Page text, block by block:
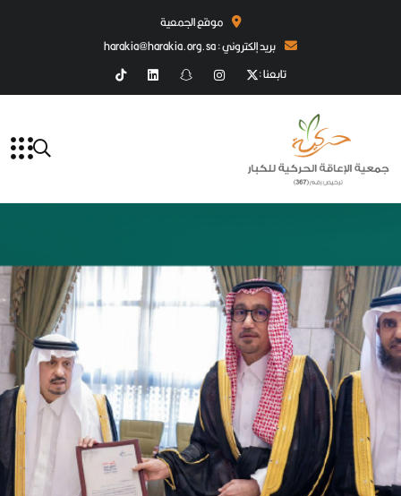
موقع الجمعية
بريد إلكتروني : harakia@harakia.org.sa
تابعنا :